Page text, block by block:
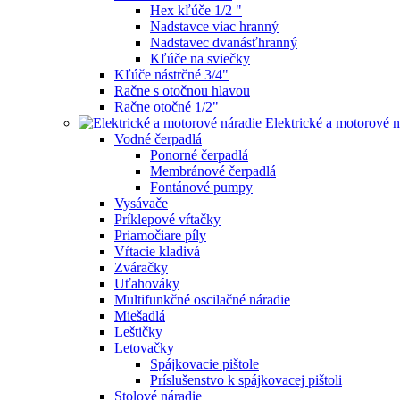
Hex kľúče 1/2 "
Nadstavce viac hranný
Nadstavec dvanásťhranný
Kľúče na sviečky
Kľúče nástrčné 3/4"
Račne s otočnou hlavou
Račne otočné 1/2"
Elektrické a motorové
Vodné čerpadlá
Ponorné čerpadlá
Membránové čerpadlá
Fontánové pumpy
Vysávače
Príklepové vŕtačky
Priamočiare píly
Vŕtacie kladivá
Zváračky
Uťahováky
Multifunkčné oscilačné náradie
Miešadlá
Leštičky
Letovačky
Spájkovacie pištole
Príslušenstvo k spájkovacej pištoli
Stolové náradie